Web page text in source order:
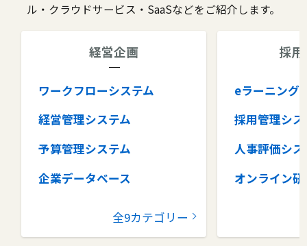
ル・クラウドサービス・SaaSなどをご紹介します。
経営企画
ワークフローシステム
経営管理システム
予算管理システム
企業データベース
コラボレーションツール
全9カテゴリー
採
eラーニング
採用管理シス
人事評価シス
オンライン研
タレントマ